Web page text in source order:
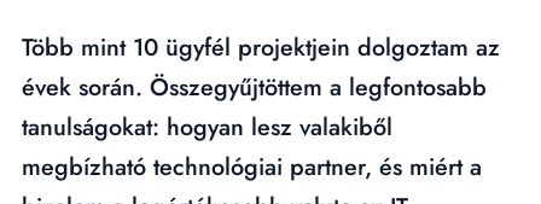
Több mint 10 ügyfél projektjein dolgoztam az
évek során. Összegyűjtöttem a legfontosabb
tanulságokat: hogyan lesz valakiből
megbízható technológiai partner, és miért a